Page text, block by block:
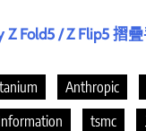
Z Fold5 / Z Flip5
Anthropic
tsmc